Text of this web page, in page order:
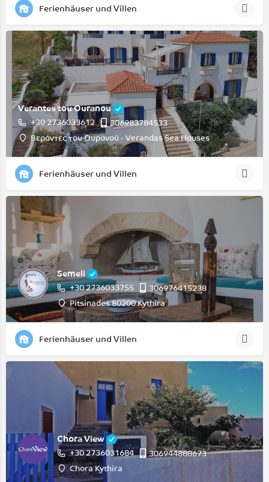
Ferienhäuser und Villen
Verantes tou Ouranou
+30 2736033612
306983784533
Βεράντες του Ουρανού - Verandas Sea Houses
Ferienhäuser und Villen
Semeli
+30 2736033755
306976415238
Pitsinades 80200 Kythira
Ferienhäuser und Villen
Chora View
+30 2736031684
306944888673
Chora Kythira